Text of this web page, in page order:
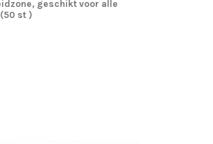
geschikt voor alle
st )